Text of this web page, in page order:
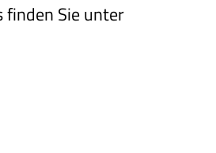
finden Sie unter